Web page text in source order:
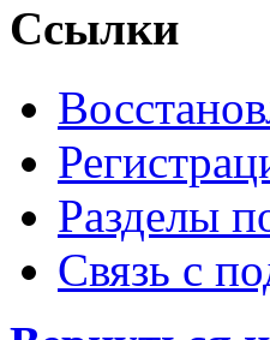
Ссылки
Разделы
Связь с